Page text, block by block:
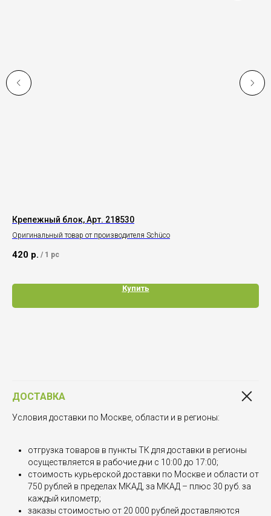
Крепежный блок, Арт. 218530
Оригинальный товар от производителя Schüco
420 р. / 1 pc
Купить
ДОСТАВКА
Условия доставки по Москве, области и в регионы:
отгрузка товаров в пункты ТК для доставки в регионы
осуществляется в рабочие дни с 10:00 до 17:00;
стоимость курьерской доставки по Москве и области от
750 рублей в пределах МКАД, за МКАД – плюс 30 руб. за
каждый километр;
заказы стоимостью от 20 000 рублей доставляются